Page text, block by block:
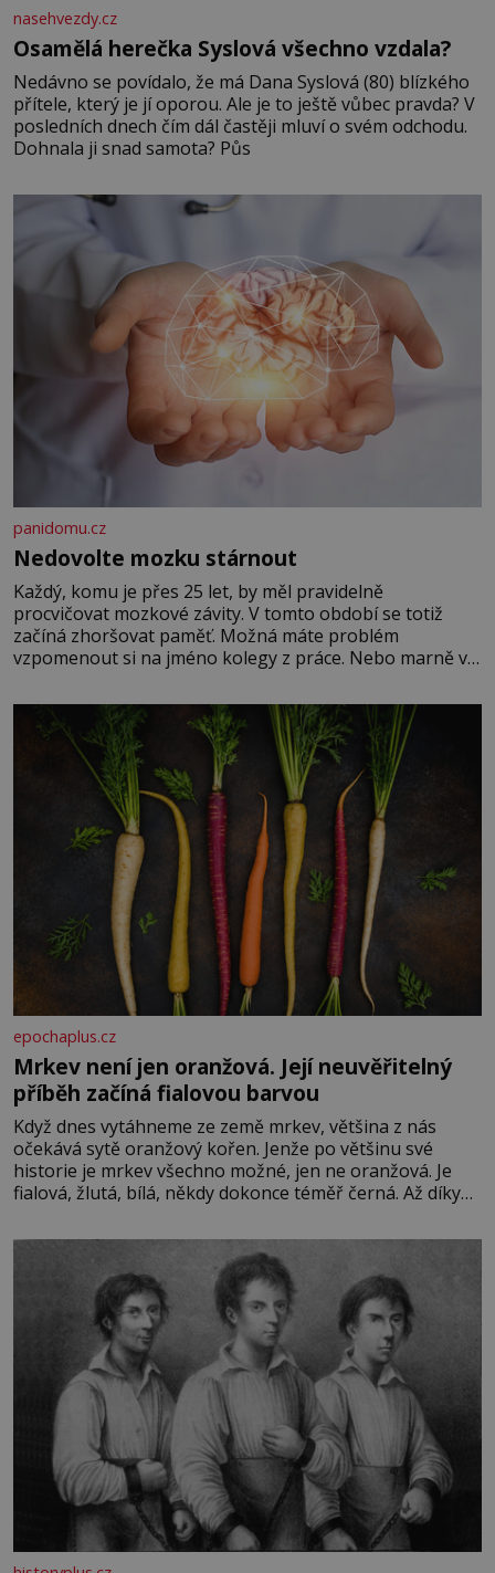
nasehvezdy.cz
Osamělá herečka Syslová všechno vzdala?
Nedávno se povídalo, že má Dana Syslová (80) blízkého
přítele, který je jí oporou. Ale je to ještě vůbec pravda? V
posledních dnech čím dál častěji mluví o svém odchodu.
Dohnala ji snad samota? Půs
panidomu.cz
Nedovolte mozku stárnout
Každý, komu je přes 25 let, by měl pravidelně
procvičovat mozkové závity. V tomto období se totiž
začíná zhoršovat paměť. Možná máte problém
vzpomenout si na jméno kolegy z práce. Nebo marně v
Je to opravdu tak, s věkem jako kdyby se paměť
rozhodla stávkovat. Cvičte
epochaplus.cz
Mrkev není jen oranžová. Její neuvěřitelný
příběh začíná fialovou barvou
Když dnes vytáhneme ze země mrkev, většina z nás
očekává sytě oranžový kořen. Jenže po většinu své
historie je mrkev všechno možné, jen ne oranžová. Je
fialová, žlutá, bílá, někdy dokonce téměř černá. Až díky
bez které si českou zahradu ani nedokážeme představit.